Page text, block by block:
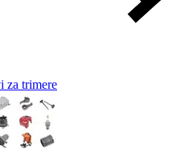
za trimere